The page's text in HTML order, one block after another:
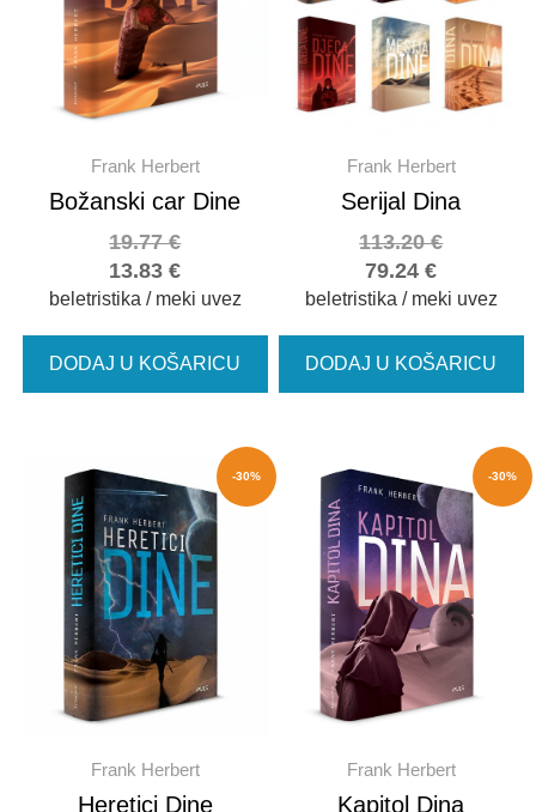
Frank Herbert
Božanski car Dine
13.83€
19.77€
beletristika / meki uvez
DODAJ U KOŠARICU
Frank Herbert
Serijal Dina
79.24€
113.20€
beletristika / meki uvez
DODAJ U KOŠARICU
-30%
Frank Herbert
Heretici Dine
-30%
Frank Herbert
Kapitol Dina